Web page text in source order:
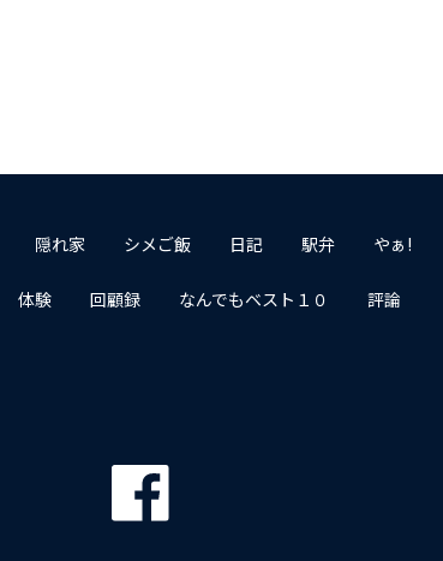
隠れ家 シメご飯 日記 駅弁 やぁ!
体験 回顧録 なんでもベスト１０ 評論